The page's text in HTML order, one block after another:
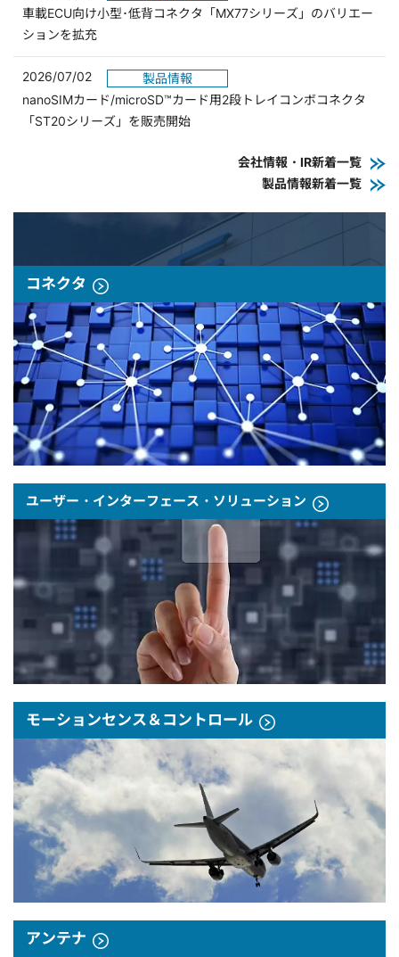
車載ECU向け小型･低背コネクタ「MX77シリーズ」のバリエー
ションを拡充
2026/07/02
製品情報
nanoSIMカード/microSD™カード用2段トレイコンボコネクタ
「ST20シリーズ」を販売開始
会社情報・IR新着一覧
製品情報新着一覧
コネクタ
ユーザー・インターフェース・ソリューション
モーションセンス＆コントロール
アンテナ